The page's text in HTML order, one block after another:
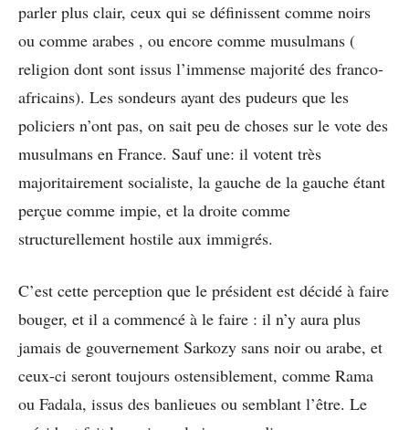
parler plus clair, ceux qui se définissent comme noirs
ou comme arabes , ou encore comme musulmans (
religion dont sont issus l’immense majorité des franco-
africains). Les sondeurs ayant des pudeurs que les
policiers n’ont pas, on sait peu de choses sur le vote des
musulmans en France. Sauf une: il votent très
majoritairement socialiste, la gauche de la gauche étant
perçue comme impie, et la droite comme
structurellement hostile aux immigrés.
C’est cette perception que le président est décidé à faire
bouger, et il a commencé à le faire : il n’y aura plus
jamais de gouvernement Sarkozy sans noir ou arabe, et
ceux-ci seront toujours ostensiblement, comme Rama
ou Fadala, issus des banlieues ou semblant l’être. Le